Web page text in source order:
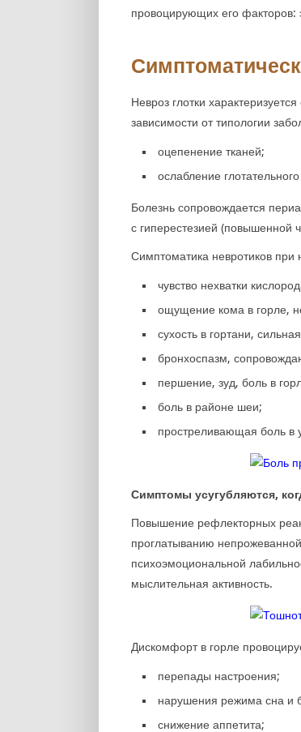
провоцирующих его факторов:
Невроз глотки
зависимости от типологии
оцепенение тканей;
ослабление
Болезнь сопровождается
с гиперестезией (повышенной
Симптоматика невротиков при
чувство нехватки
ощущение кома в горле,
сухость в гортани,
бронхоспазм,
першение, зуд, боль в
боль в районе шеи;
простреливающая боль в
Симптомы усугубляются,
Повышение рефлекторных
проглатыванию
психоэмоциональной
мыслительная активность.
Дискомфорт в горле
перепады настроения;
нарушения режима сна и
снижение аппетита;